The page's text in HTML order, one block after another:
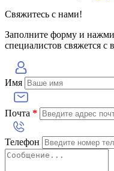
Свяжитесь с нами!
Заполните форму и
специалистов свяжется с
Имя
Почта *
Телефон